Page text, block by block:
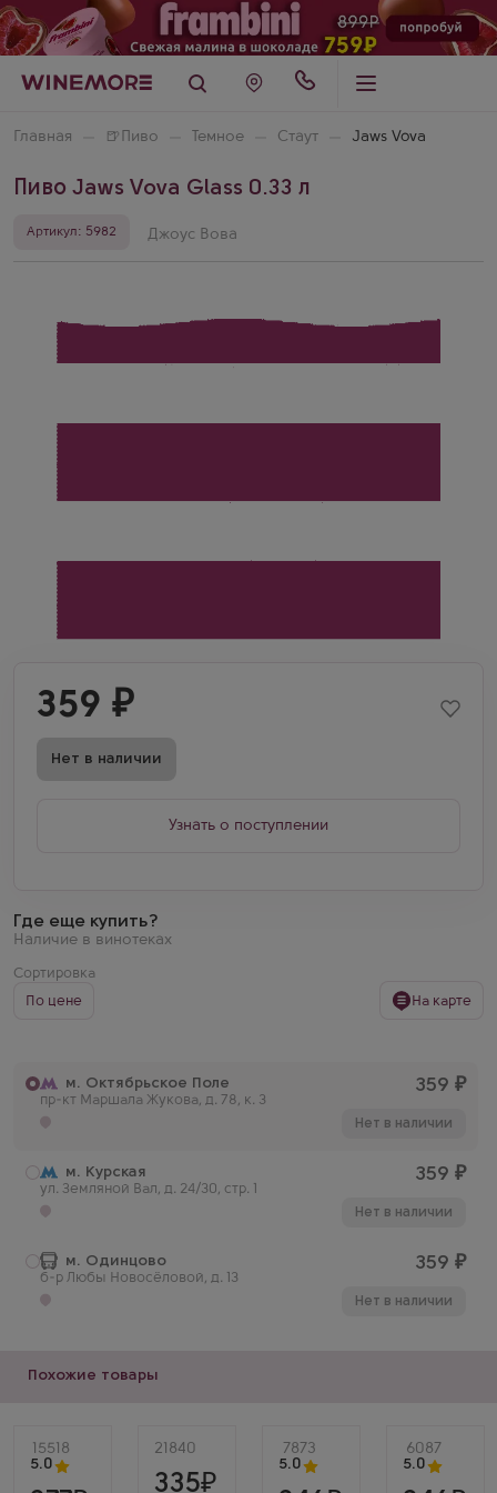
Главная 🍺 Пиво Темное Стаут Jaws Vova
Пиво Jaws Vova Glass 0.33 л
Артикул: 5982 Джоус Вова
359 ₽
Нет в наличии
Узнать о поступлении
Где еще купить?
Наличие в винотеках
Сортировка
По цене
На карте
м. Октябрьское Поле
пр-кт Маршала Жукова, д. 78, к. 3
359 ₽
Нет в наличии
м. Курская
ул. Земляной Вал, д. 24/30, стр. 1
359 ₽
Нет в наличии
м. Одинцово
б-р Любы Новосёловой, д. 13
359 ₽
Нет в наличии
Похожие товары
Артикул
15518
5.0
Артикул
21840
335
Артикул
7873
5.0
Артикул
6087
5.0